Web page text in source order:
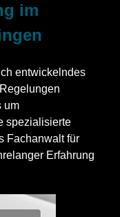
im
entwickelndes
um
spezialisierte
Fachanwalt für
Erfahrung